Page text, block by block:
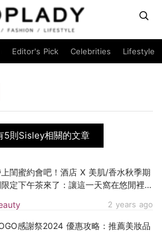
Editor's Pick Celebrities Lifestyle
5則Sisley相關的文章
2 years ago
閨蜜約會吧！酒店 X 美肌/香水秋季期
定下午茶來了：讓這一天窩在悠閒裡，
感謝祭2024 優惠攻略：推薦美妝品